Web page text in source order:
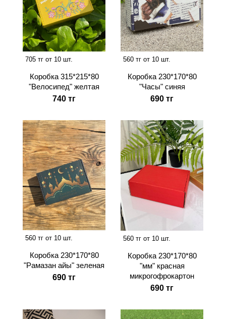
705 тг от 10 шт.
Коробка 315*215*80
"Велосипед" желтая
740 тг
560 тг от 10 шт.
Коробка 230*170*80
"Часы" синяя
690 тг
560 тг от 10 шт.
Коробка 230*170*80
"Рамазан айы" зеленая
690 тг
560 тг от 10 шт.
Коробка 230*170*80
"мм" красная
микрогофрокартон
690 тг